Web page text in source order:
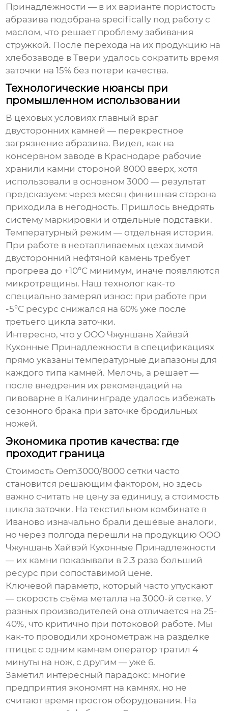
Принадлежности — в их варианте пористость
абразива подобрана specifically под работу с
маслом, что решает проблему забивания
стружкой. После перехода на их продукцию на
хлебозаводе в Твери удалось сократить время
заточки на 15% без потери качества.
Технологические нюансы при
промышленном использовании
В цеховых условиях главный враг
двусторонних камней — перекрестное
загрязнение абразива. Видел, как на
консервном заводе в Краснодаре рабочие
хранили камни стороной 8000 вверх, хотя
использовали в основном 3000 — результат
предсказуем: через месяц финишная сторона
приходила в негодность. Пришлось внедрять
систему маркировки и отдельные подставки.
Температурный режим — отдельная история.
При работе в неотапливаемых цехах зимой
двусторонний нефтяной камень требует
прогрева до +10°С минимум, иначе появляются
микротрещины. Наш технолог как-то
специально замерял износ: при работе при
-5°С ресурс снижался на 60% уже после
третьего цикла заточки.
Интересно, что у ООО Чжуншань Хайвэй
Кухонные Принадлежности в спецификациях
прямо указаны температурные диапазоны для
каждого типа камней. Мелочь, а решает —
после внедрения их рекомендаций на
пивоварне в Калининграде удалось избежать
сезонного брака при заточке бродильных
ножей.
Экономика против качества: где
проходит граница
Стоимость Oem3000/8000 сетки часто
становится решающим фактором, но здесь
важно считать не цену за единицу, а стоимость
цикла заточки. На текстильном комбинате в
Иваново изначально брали дешёвые аналоги,
но через полгода перешли на продукцию ООО
Чжуншань Хайвэй Кухонные Принадлежности
— их камни показывали в 2.3 раза больший
ресурс при сопоставимой цене.
Ключевой параметр, который часто упускают
— скорость съёма металла на 3000-й сетке. У
разных производителей она отличается на 25-
40%, что критично при потоковой работе. Мы
как-то проводили хронометраж на разделке
птицы: с одним камнем оператор тратил 4
минуты на нож, с другим — уже 6.
Заметил интересный парадокс: многие
предприятия экономят на камнях, но не
считают время простоя оборудования. На